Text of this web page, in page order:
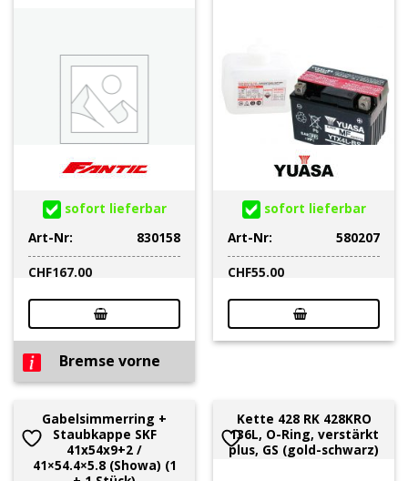
sofort lieferbar
Art-Nr:
830158
CHF167.00
Bremse vorne
sofort lieferbar
Art-Nr:
580207
CHF55.00
Gabelsimmerring +
Staubkappe SKF
41x54x9+2 /
41×54.4×5.8 (Showa) (1
Kette 428 RK 428KRO
136L, O-Ring, verstärkt
plus, GS (gold-schwarz)